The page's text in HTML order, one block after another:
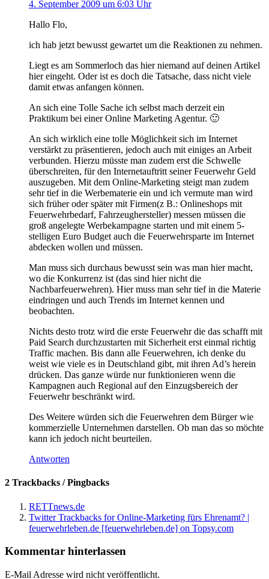
4. September 2009 um 6:03 Uhr
Hallo Flo,
ich hab jetzt bewusst gewartet um die Reaktionen zu nehmen.
Liegt es am Sommerloch das hier niemand auf deinen Artikel
hier eingeht. Oder ist es doch die Tatsache, dass nicht viele
damit etwas anfangen können.
An sich eine Tolle Sache ich selbst mach derzeit ein
Praktikum bei einer Online Marketing Agentur. 🙂
An sich wirklich eine tolle Möglichkeit sich im Internet
verstärkt zu präsentieren, jedoch auch mit einiges an Arbeit
verbunden. Hierzu müsste man zudem erst die Schwelle
überschreiten, für den Internetauftritt seiner Feuerwehr Geld
auszugeben. Mit dem Online-Marketing steigt man zudem
sehr tief in die Werbematerie ein und ich vermute man wird
sich früher oder später mit Firmen(z B.: Onlineshops mit
Feuerwehrbedarf, Fahrzeughersteller) messen müssen die
groß angelegte Werbekampagne starten und mit einem 5-
stelligen Euro Budget auch die Feuerwehrsparte im Internet
abdecken wollen und müssen.
Man muss sich durchaus bewusst sein was man hier macht,
wo die Konkurrenz ist (das sind hier nicht die
Nachbarfeuerwehren). Hier muss man sehr tief in die Materie
eindringen und auch Trends im Internet kennen und
beobachten.
Nichts desto trotz wird die erste Feuerwehr die das schafft mit
Paid Search durchzustarten mit Sicherheit erst einmal richtig
Traffic machen. Bis dann alle Feuerwehren, ich denke du
weist wie viele es in Deutschland gibt, mit ihren Ad’s herein
drücken. Das ganze würde nur funktionieren wenn die
Kampagnen auch Regional auf den Einzugsbereich der
Feuerwehr beschränkt wird.
Des Weitere würden sich die Feuerwehren dem Bürger wie
kommerzielle Unternehmen darstellen. Ob man das so möchte
kann ich jedoch nicht beurteilen.
Antworten
2 Trackbacks / Pingbacks
RETTnews.de
Twitter Trackbacks for Online-Marketing fürs Ehrenamt? |
feuerwehrleben.de [feuerwehrleben.de] on Topsy.com
Kommentar hinterlassen
E-Mail Adresse wird nicht veröffentlicht.